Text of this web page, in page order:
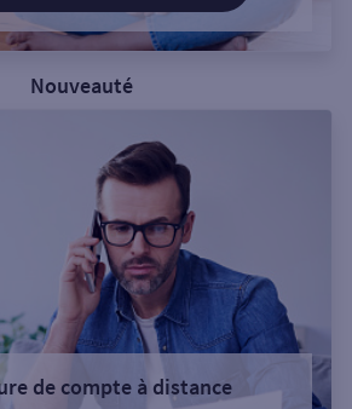
Nouveauté
de compte à distance